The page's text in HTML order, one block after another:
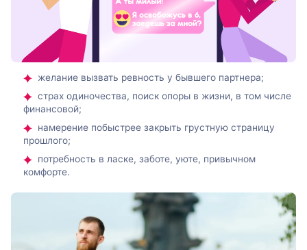
желание вызвать ревность у бывшего партнера;
страх одиночества, поиск опоры в жизни, в том числе
финансовой;
намерение побыстрее закрыть грустную страницу
прошлого;
потребность в ласке, заботе, уюте, привычном
комфорте.